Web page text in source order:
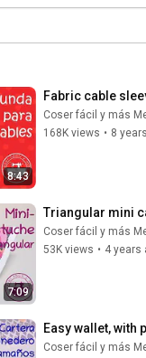
8:43
Fabric cable
Coser fácil y más
168K views • 8
7:09
Triangular mini
Coser fácil y más
53K views • 4 years
Easy wallet, with
Coser fácil y más